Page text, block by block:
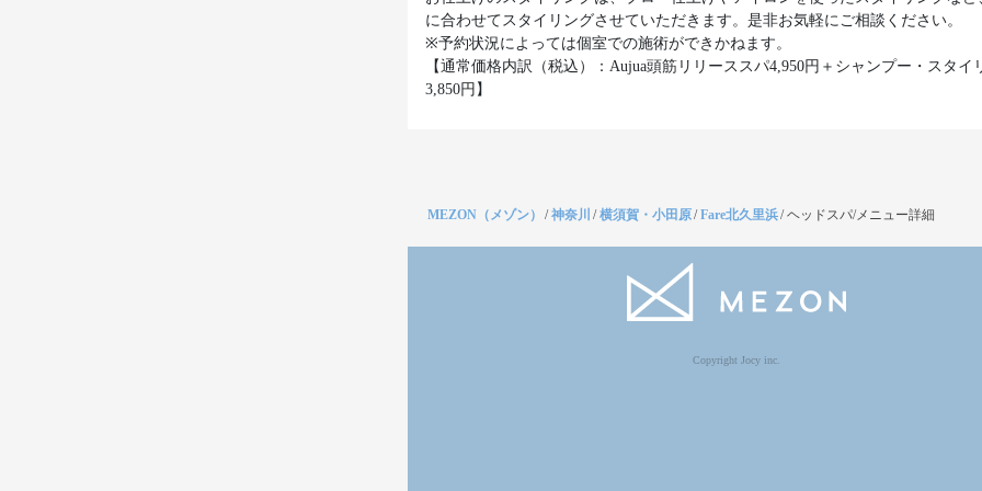
に合わせてスタイリングさせていただきます。是非お気軽にご相談ください。
※予約状況によっては個室での施術ができかねます。
【通常価格内訳（税込）：Aujua頭筋リリーススパ4,950円＋シャンプー・スタイ
3,850円】
MEZON（メゾン） /神奈川 /横須賀・小田原/Fare北久里浜/ヘッドスパ/メニュー詳細
Copyright Jocy inc.